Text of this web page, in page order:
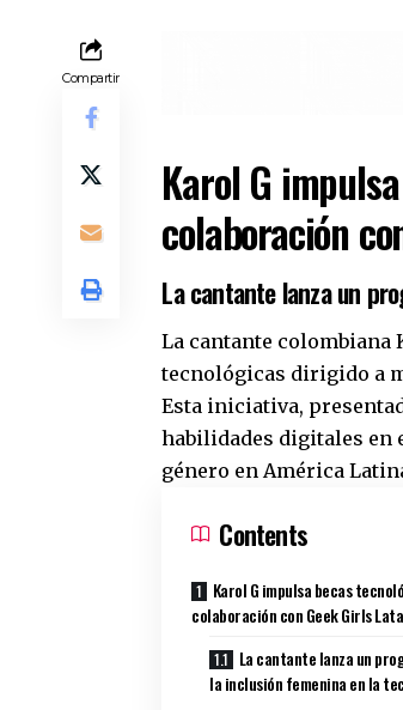
Compartir
Karol G
colaboración
La cantante lanza un
La cantante colombiana
tecnológicas dirigido a
Esta iniciativa,
habilidades digitales en
género en América
Contents
Karol G impulsa becas
colaboración con Geek Girls
La cantante lanza un
la inclusión femenina en la